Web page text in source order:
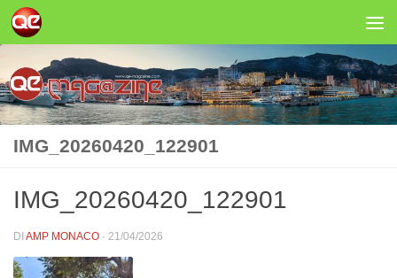
Salta al contenuto
IMG_20260420_122901
IMG_20260420_122901
DI AMP MONACO · 21/04/2026